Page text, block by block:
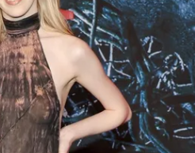
de Privacidad
Bolavip, al igual que Futbol Sites, es una
perteneciente a Better Collective.
los derechos reservados.